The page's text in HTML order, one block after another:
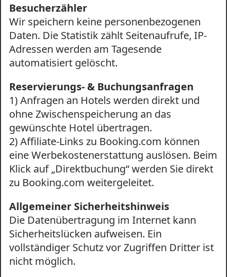
Besucherzähler
Wir speichern keine personenbezogenen
Daten. Die Statistik zählt Seitenaufrufe, IP-
Adressen werden am Tagesende
automatisiert gelöscht.
Reservierungs- & Buchungsanfragen
1) Anfragen an Hotels werden direkt und
ohne Zwischenspeicherung an das
gewünschte Hotel übertragen.
2) Affiliate-Links zu Booking.com können
eine Werbekostenerstattung auslösen. Beim
Klick auf „Direktbuchung“ werden Sie direkt
zu Booking.com weitergeleitet.
Allgemeiner Sicherheitshinweis
Die Datenübertragung im Internet kann
Sicherheitslücken aufweisen. Ein
vollständiger Schutz vor Zugriffen Dritter ist
nicht möglich.